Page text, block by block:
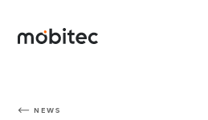
NEWS